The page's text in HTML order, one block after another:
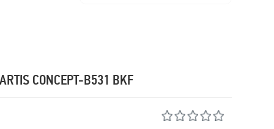
CONCEPT-B531 BKF